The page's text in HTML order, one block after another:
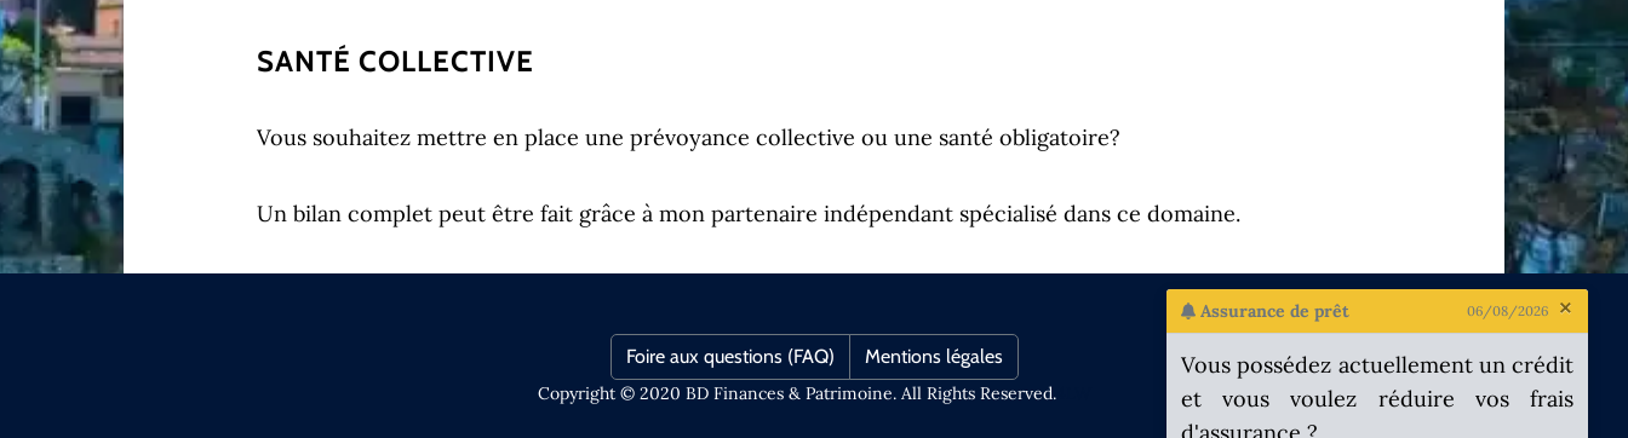
SANTÉ COLLECTIVE
Vous souhaitez mettre en place une prévoyance collective ou une santé obligatoire?
Un bilan complet peut être fait grâce à mon partenaire indépendant spécialisé dans ce domaine.
Foire aux questions (FAQ) Mentions légales
Copyright © 2020 BD Finances & Patrimoine. All Rights Reserved.4LW
Assurance de prêt 06/08/2026 ×
Vous possédez actuellement un crédit
et vous voulez réduire vos frais